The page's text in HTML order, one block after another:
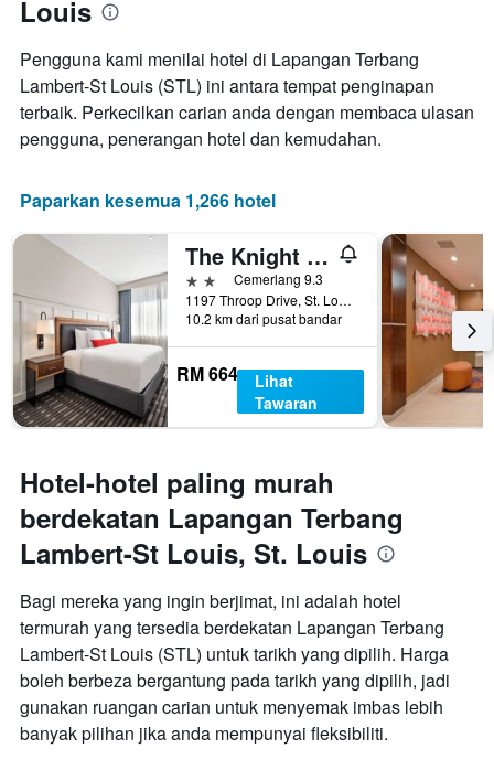
bilangan
sebelum
penginapan
Carta
mempunyai
1
yang
harga
purata
Louis
Pengguna kami menilai hotel di Lapangan Terbang
Lambert-St Louis (STL) ini antara tempat penginapan
terbaik. Perkecilkan carian anda dengan membaca ulasan
pengguna, penerangan hotel dan kemudahan.
Paparkan kesemua 1,266 hotel
The Knight Center at Washington University
2 bintangCemerlang 9.3
1197 Throop Drive, St. Louis, MO, Amerika Syarikat
10.2 km dari pusat bandar
RM 664
Lihat
Tawaran
Hotel-hotel paling murah
berdekatan Lapangan Terbang
Lambert-St Louis, St. Louis
Bagi mereka yang ingin berjimat, ini adalah hotel
termurah yang tersedia berdekatan Lapangan Terbang
Lambert-St Louis (STL) untuk tarikh yang dipilih. Harga
boleh berbeza bergantung pada tarikh yang dipilih, jadi
gunakan ruangan carian untuk menyemak imbas lebih
banyak pilihan jika anda mempunyai fleksibiliti.